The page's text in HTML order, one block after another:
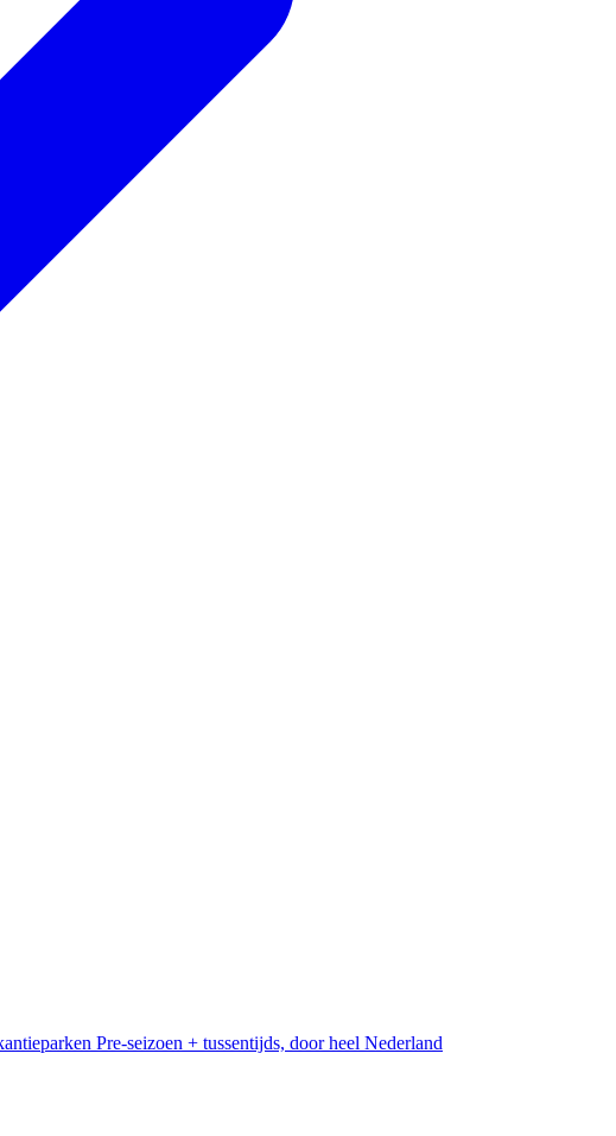
Pre-seizoen + tussentijds, door heel Nederland